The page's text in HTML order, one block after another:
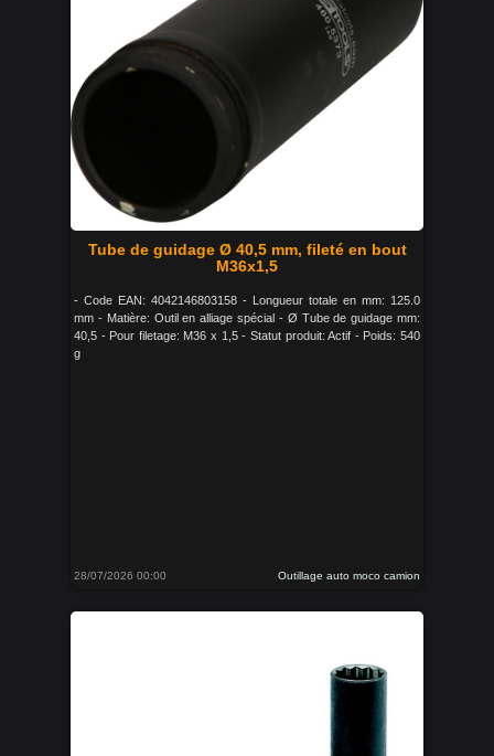
Tube de guidage Ø 40,5 mm, fileté en bout
M36x1,5
- Code EAN: 4042146803158 - Longueur totale en mm: 125.0
mm - Matière: Outil en alliage spécial - Ø Tube de guidage mm:
40,5 - Pour filetage: M36 x 1,5 - Statut produit: Actif - Poids: 540
g
28/07/2026 00:00 Outillage auto moco camion